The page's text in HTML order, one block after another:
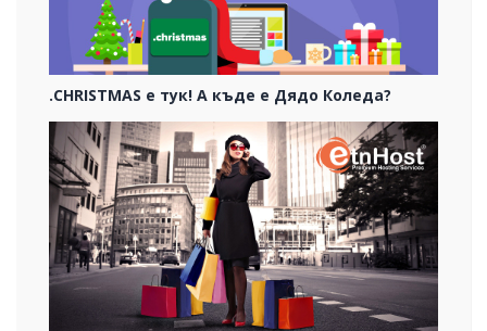
.CHRISTMAS е тук! А къде е Дядо Коледа?